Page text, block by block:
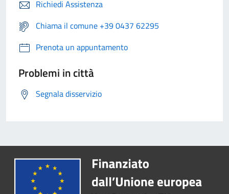
Richiedi Assistenza
Chiama il comune +39 0437 62295
Prenota un appuntamento
Problemi in città
Segnala disservizio